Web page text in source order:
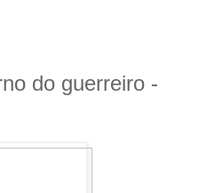
do guerreiro -